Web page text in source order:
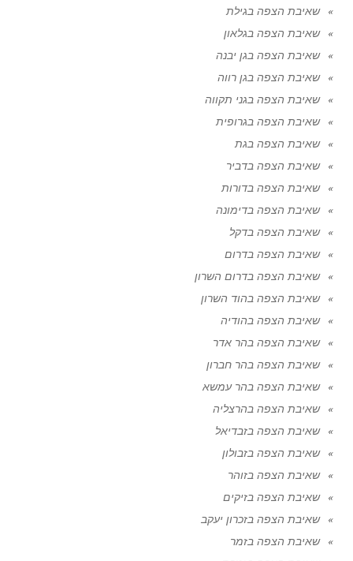
שאיבת הצפה בגילת
שאיבת הצפה בגלאון
שאיבת הצפה בגן יבנה
שאיבת הצפה בגן רווה
שאיבת הצפה בגני תקווה
שאיבת הצפה בגרופית
שאיבת הצפה בגת
שאיבת הצפה בדביר
שאיבת הצפה בדורות
שאיבת הצפה בדימונה
שאיבת הצפה בדקל
שאיבת הצפה בדרום
שאיבת הצפה בדרום השרון
שאיבת הצפה בהוד השרון
שאיבת הצפה בהודיה
שאיבת הצפה בהר אדר
שאיבת הצפה בהר חברון
שאיבת הצפה בהר עמשא
שאיבת הצפה בהרצליה
שאיבת הצפה בזבדיאל
שאיבת הצפה בזבולון
שאיבת הצפה בזוהר
שאיבת הצפה בזיקים
שאיבת הצפה בזכרון יעקב
שאיבת הצפה בזמר